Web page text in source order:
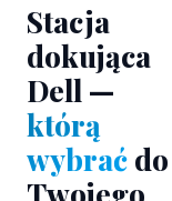
Stacja
dokująca
Dell —
którą
wybrać do